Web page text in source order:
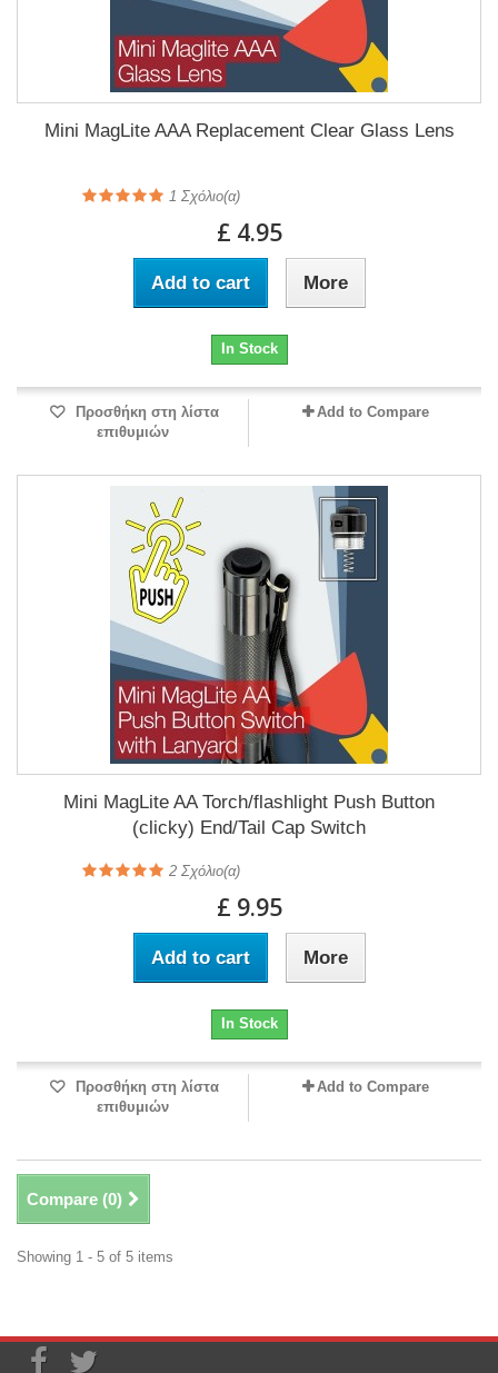
Mini MagLite AAA Replacement Clear Glass Lens
1 Σχόλιο(α)
£ 4.95
Add to cart More
In Stock
Προσθήκη στη λίστα
επιθυμιών
Add to Compare
Mini MagLite AA Torch/flashlight Push Button
(clicky) End/Tail Cap Switch
2 Σχόλιο(α)
£ 9.95
Add to cart More
In Stock
Προσθήκη στη λίστα
επιθυμιών
Add to Compare
Compare (0)
Showing 1 - 5 of 5 items